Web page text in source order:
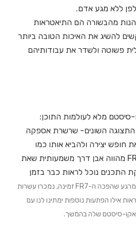
ללא מגע אדם.
מהבשורה הם התיאטראות
להשיג את האיכות הטובה ביותר
פשוטה ולשדר את עבודותיהם
סיסטם מלא לעולמות התוכן:
התצוגה השונים- שרשרת אספקה
יצירה ולהביא אותו כמו
שתוכנן אל הצופים. ה-FR7 מהווה אבן דרך משמעותית שאת
התכנים נוכל לראות כבר בזמן
מרגע שהפכה ה-FR7 זמינה,
נמכרו עשרות
אילו הפתעות נוספות ימתינו לנו עם